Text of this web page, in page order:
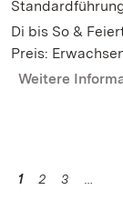
Di bis So &
Preis:
Weitere
1 2 3